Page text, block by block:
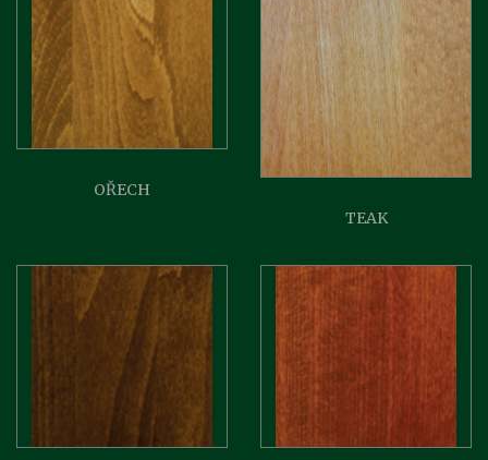
OŘECH
TEAK